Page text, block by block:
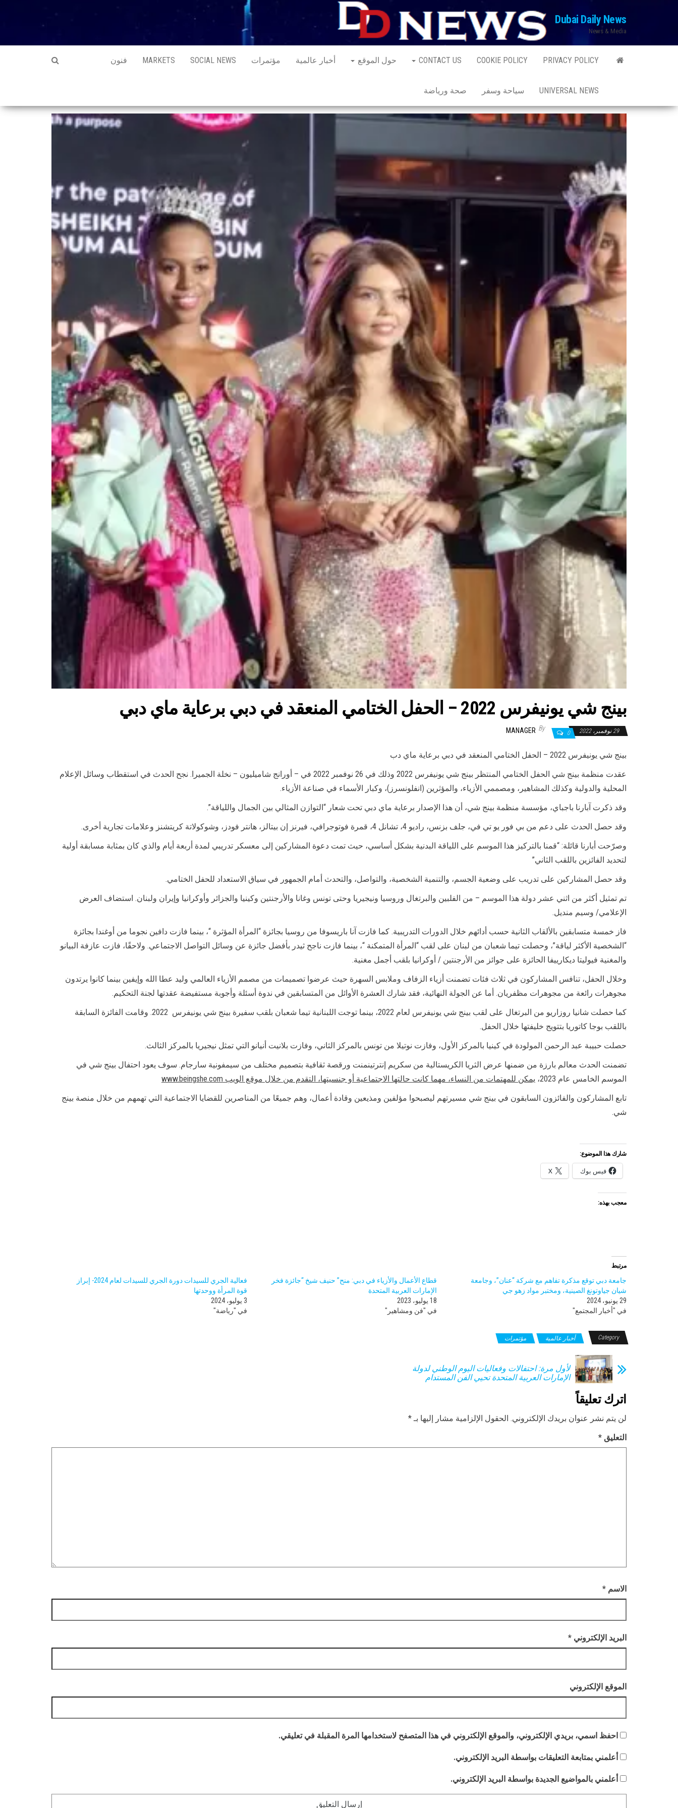
content
Dubai Daily News
News & Media
PRIVACY POLICY
COOKIE POLICY
CONTACT US حول الموقع أخبار عالمية مؤتمرات SOCIAL NEWS
MARKETS فنون
UNIVERSAL NEWS سياحة وسفر صحة ورياضة
بينج شي يونيفرس 2022 – الحفل الختامي المنعقد في دبي برعاية ماي دبي
29 نوفمبر، 2022 0
By
MANAGER
بينج شي يونيفرس 2022 – الحفل الختامي المنعقد في دبي برعاية ماي دب
عقدت منظمة بينج شي الحفل الختامي المنتظر بينج شي يونيفرس 2022 وذلك في 26 نوفمبر 2022 في – أورانج شاميليون – نخلة الجميرا. نجح الحدث في استقطاب وسائل الإعلام
المحلية والدولية وكذلك المشاهير، ومصممي الأزياء، والمؤثرين (انفلونسرز)، وكبار الأسماء في صناعة الأزياء.
وقد ذكرت آبارنا باجباي، مؤسسة منظمة بينج شي، أن هذا الإصدار برعاية ماي دبي تحت شعار “التوازن المثالي بين الجمال واللياقة”.
وقد حصل الحدث على دعم من بي فور يو تي في، جلف بزنس، راديو 4، تشانل 4، قمرة فوتوجرافي، فيرنز إن بيتالز، هانتر فودز، وشوكولاتة كريتشنز وعلامات تجارية أخرى.
وصرّحت أبارنا قائلة: “قمنا بالتركيز هذا الموسم على اللياقة البدنية بشكل أساسي، حيث تمت دعوة المشاركين إلى معسكر تدريبي لمدة أربعة أيام والذي كان بمثابة مسابقة أولية
لتحديد الفائزين باللقب الثاني”
وقد حصل المشاركين على تدريب على وضعية الجسم، والتنمية الشخصية، والتواصل، والتحدث أمام الجمهور في سياق الاستعداد للحفل الختامي.
تم تمثيل أكثر من اثني عشر دولة هذا الموسم – من الفلبين والبرتغال وروسيا ونيجيريا وحتى تونس وغانا والأرجنتين وكينيا والجزائر وأوكرانيا وإيران ولبنان. استضاف العرض
الإعلامي/ وسيم منديل.
فاز خمسة متسابقين بالألقاب الثانية حسب أدائهم خلال الدورات التدريبية. كما فازت آنا باريسوفا من روسيا بجائزة “المرأة المؤثرة “، بينما فازت دافين نجوما من أوغندا بجائزة
“الشخصية الأكثر لياقة”، وحصلت تيما شعبان من لبنان على لقب “المرأة المتمكنة “، بينما فازت ناجح ثيدر بأفضل جائزة عن وسائل التواصل الاجتماعي. ولاحقًا، فازت عازفة البيانو
والمغنية فيوليتا ديكارييفا الحائزة على جوائز من الأرجنتين / أوكرانيا بلقب أجمل مغنية.
وخلال الحفل، تنافس المشاركون في ثلاث فئات تضمنت أزياء الزفاف وملابس السهرة حيث عرضوا تصميمات من مصمم الأزياء العالمي وليد عطا الله وإيفين بينما كانوا يرتدون
مجوهرات رائعة من مجوهرات مظفريان. أما عن الجولة النهائية، فقد شارك العشرة الأوائل من المتسابقين في ندوة أسئلة وأجوبة مستفيضة عقدتها لجنة التحكيم.
كما حصلت شانيا روزاريو من البرتغال على لقب بينج شي يونيفرس لعام 2022، بينما توجت اللبنانية تيما شعبان بلقب سفيرة بينج شي يونيفرس 2022. وقامت الفائزة السابقة
باللقب بوجا كاتوريا بتتويج خليفتها خلال الحفل.
حصلت حبيبة عبد الرحمن المولودة في كينيا بالمركز الأول، وفازت نوتيلا من تونس بالمركز الثاني، وفازت بلانيت أنيانو التي تمثل نيجيريا بالمركز الثالث.
تضمنت الحدث معالم بارزة من ضمنها عرض الثريا الكريستالية من سكريم إنترتينمنت ورقصة ثقافية بتصميم مختلف من سيمفونية سارجام. سوف يعود احتفال بينج شي في
الموسم الخامس عام 2023،
يمكن للمهتمات من النساء، مهما كانت حالتها الاجتماعية أو جنسيتها، التقدم من خلال موقع الويب www.beingshe.com
تابع المشاركون والفائزون السابقون في بينج شي مسيرتهم ليصبحوا مؤلفين ومذيعين وقادة أعمال، وهم جميعًا من المناصرين للقضايا الاجتماعية التي تهمهم من خلال منصة بينج
شي.
شارك هذا الموضوع:
فيس بوك X
معجب بهذه:
مرتبط
جامعة دبي توقع مذكرة تفاهم مع شركة “عنان”، وجامعة
شيان جياوتونغ الصينية، ومختبر مواد زهو جي
29 يونيو، 2024
في "أخبار المجتمع"
قطاع الأعمال والأزياء في دبي: منح” حنيف شيخ “جائزة فخر
الإمارات العربية المتحدة
18 يوليو، 2023
في "فن ومشاهير"
فعالية الجري للسيدات دورة الجري للسيدات لعام 2024- إبراز
قوة المرأة ووحدتها
3 يوليو، 2024
في "رياضة"
Category أخبار عالمية مؤتمرات
لأول مرة: احتفالات وفعاليات اليوم الوطني لدولة
الإمارات العربية المتحدة تحيي الفن المستدام
اترك تعليقاً
لن يتم نشر عنوان بريدك الإلكتروني. الحقول الإلزامية مشار إليها بـ *
التعليق *
الاسم *
البريد الإلكتروني *
الموقع الإلكتروني
احفظ اسمي، بريدي الإلكتروني، والموقع الإلكتروني في هذا المتصفح لاستخدامها المرة المقبلة في تعليقي.
أعلمني بمتابعة التعليقات بواسطة البريد الإلكتروني.
أعلمني بالمواضيع الجديدة بواسطة البريد الإلكتروني.